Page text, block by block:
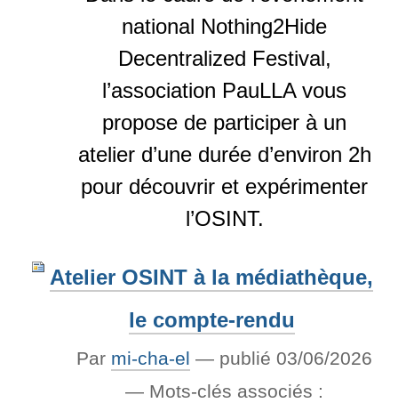
national Nothing2Hide
Decentralized Festival,
l’association PauLLA vous
propose de participer à un
atelier d’une durée d’environ 2h
pour découvrir et expérimenter
l’OSINT.
Atelier OSINT à la médiathèque,
le compte-rendu
Par mi-cha-el — publié 03/06/2026
— Mots-clés associés :